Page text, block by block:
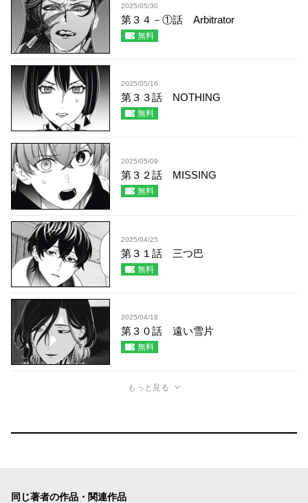
2025/05/30
第３４－①話 Arbitrator
無料
2025/05/16
第３３話 NOTHING
無料
2025/05/09
第３２話 MISSING
無料
2025/04/25
第３１話 三つ巴
無料
2025/04/18
第３０話 遠い雪片
無料
もっと見る
同じ著者の作品・関連作品